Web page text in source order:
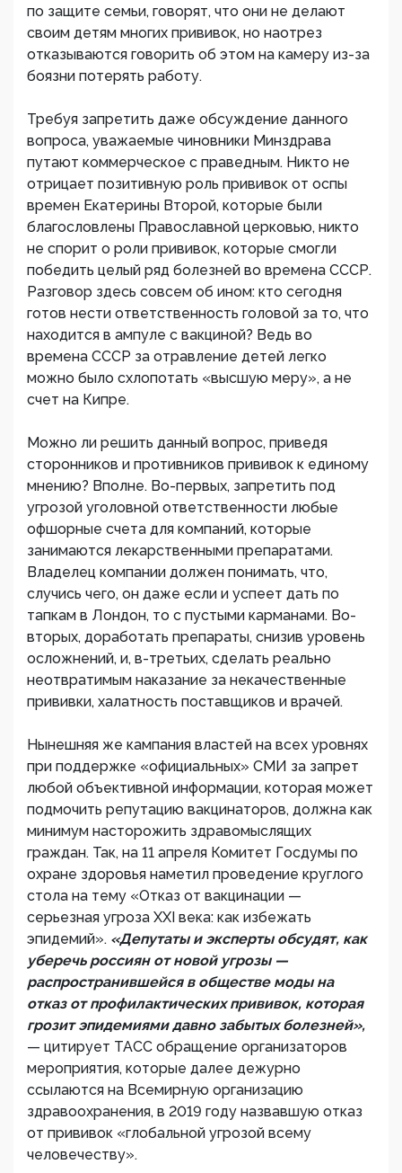
по защите семьи, говорят, что они не делают
своим детям многих прививок, но наотрез
отказываются говорить об этом на камеру из-за
боязни потерять работу.
Требуя запретить даже обсуждение данного
вопроса, уважаемые чиновники Минздрава
путают коммерческое с праведным. Никто не
отрицает позитивную роль прививок от оспы
времен Екатерины Второй, которые были
благословлены Православной церковью, никто
не спорит о роли прививок, которые смогли
победить целый ряд болезней во времена СССР.
Разговор здесь совсем об ином: кто сегодня
готов нести ответственность головой за то, что
находится в ампуле с вакциной? Ведь во
времена СССР за отравление детей легко
можно было схлопотать «высшую меру», а не
счет на Кипре.
Можно ли решить данный вопрос, приведя
сторонников и противников прививок к единому
мнению? Вполне. Во-первых, запретить под
угрозой уголовной ответственности любые
офшорные счета для компаний, которые
занимаются лекарственными препаратами.
Владелец компании должен понимать, что,
случись чего, он даже если и успеет дать по
тапкам в Лондон, то с пустыми карманами. Во-
вторых, доработать препараты, снизив уровень
осложнений, и, в-третьих, сделать реально
неотвратимым наказание за некачественные
прививки, халатность поставщиков и врачей.
Нынешняя же кампания властей на всех уровнях
при поддержке «официальных» СМИ за запрет
любой объективной информации, которая может
подмочить репутацию вакцинаторов, должна как
минимум насторожить здравомыслящих
граждан. Так, на 11 апреля Комитет Госдумы по
охране здоровья наметил проведение круглого
стола на тему «Отказ от вакцинации —
серьезная угроза XXI века: как избежать
эпидемий». «Депутаты и эксперты обсудят, как
уберечь россиян от новой угрозы —
распространившейся в обществе моды на
отказ от профилактических прививок, которая
грозит эпидемиями давно забытых болезней»,
— цитирует ТАСС обращение организаторов
мероприятия, которые далее дежурно
ссылаются на Всемирную организацию
здравоохранения, в 2019 году назвавшую отказ
от прививок «глобальной угрозой всему
человечеству».